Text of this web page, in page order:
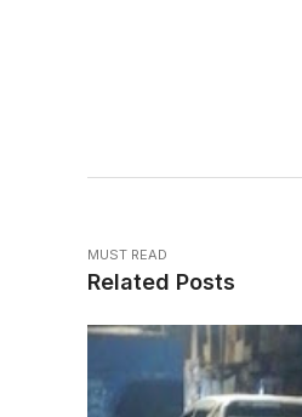
MUST READ
Related Posts